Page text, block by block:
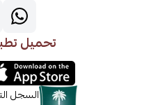
تحميل
السجل